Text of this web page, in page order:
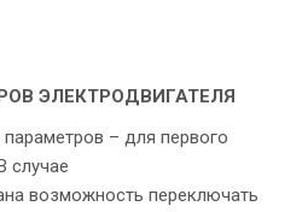
ЭЛЕКТРОДВИГАТЕЛЯ
– для первого
случае
возможность переключать